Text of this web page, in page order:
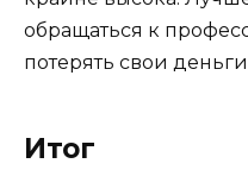
обращаться к
потерять свои
Итог